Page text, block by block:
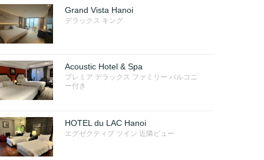
Grand Vista Hanoi
デラックス キング
Acoustic Hotel & Spa
プレミア デラックス ファミリー バルコニ
ー付き
HOTEL du LAC Hanoi
エグゼクティブ ツイン 近隣ビュー